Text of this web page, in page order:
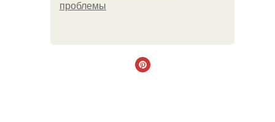
проблемы